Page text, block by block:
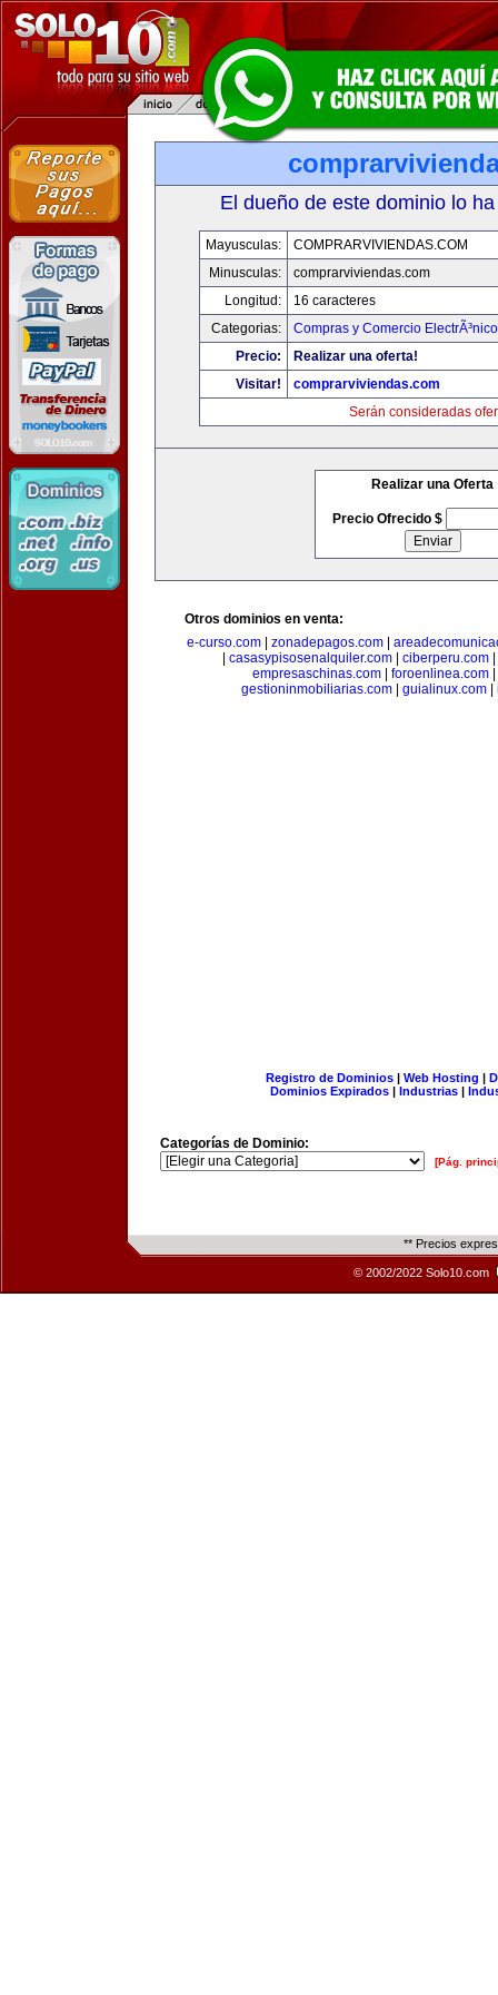
El dueño de este dominio lo
Mayusculas:
COMPRARVIVIENDAS.COM
Minusculas:
comprarviviendas.com
Longitud:
16 caracteres
Categorias:
Compras y Comercio ElectrÃ³nico
Precio:
Realizar una oferta!
Visitar!
comprarviviendas.com
Serán consideradas
Realizar una Oferta
Precio Ofrecido $
Otros dominios en venta:
e-curso.com| zonadepagos.com|
casasypisosenalquiler.com ciberperu.com
empresaschinas.com| foroenlinea.com|
gestioninmobiliarias.com| guialinux.com|
Registro de Dominios| Web Hosting |
Dominios Expirados | Industrias |
Categorías de Dominio:
[Pág.
** Precios
© 2002/2022 Solo10.com